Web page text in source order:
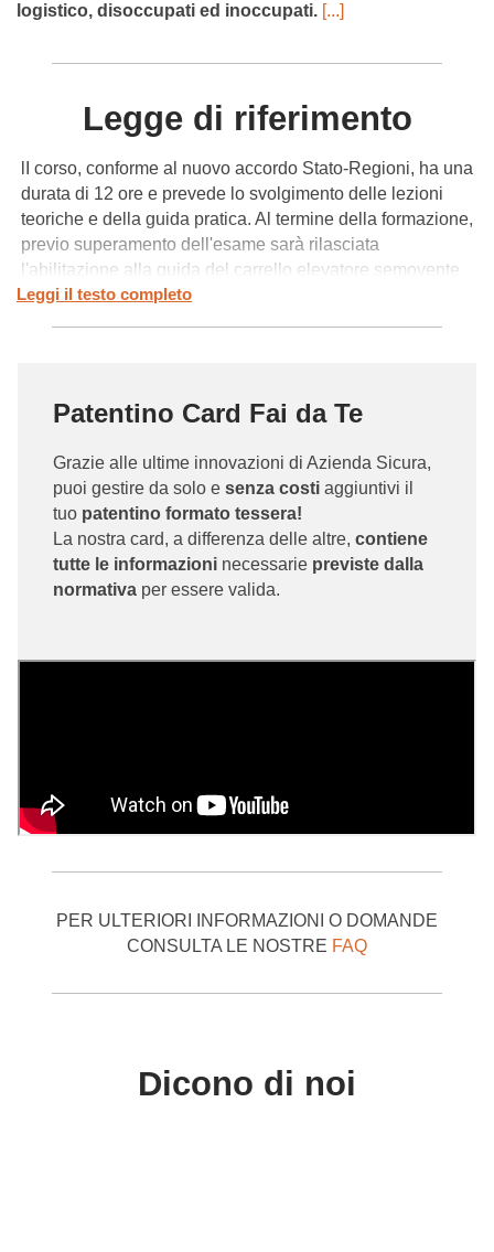
logistico, disoccupati ed inoccupati. [...]
Legge di riferimento
lI corso, conforme al nuovo accordo Stato-Regioni, ha una
durata di 12 ore e prevede lo svolgimento delle lezioni
teoriche e della guida pratica. Al termine della formazione,
previo superamento dell'esame sarà rilasciata
l'abilitazione alla guida del carrello elevatore semovente
industriale, chiamata anche
elevatore.
AZIENDA SICURA è il marchio commerciale di SINALF
(Sindacato Lavoratori e Utilizzatori Formazione)
organizzazione sindacale di rilievo nazionale e firmataria
del CCNL (Formatori e Operatori Macchine Industriali)
eroga corsi di abilitazione sulle attrezzature industriali,
validi su tutto il territorio nazionale.
Leggi il testo completo
Patentino Card Fai da Te
Grazie alle ultime innovazioni di Azienda Sicura,
puoi gestire da solo e senza costiaggiuntivi il
tuo patentino formato tessera!
La nostra card, a differenza delle altre, contiene
tutte le informazioninecessarie previste dalla
normativaper essere valida.
PER ULTERIORI INFORMAZIONI O DOMANDE
CONSULTA LE NOSTRE FAQ
Dicono di noi